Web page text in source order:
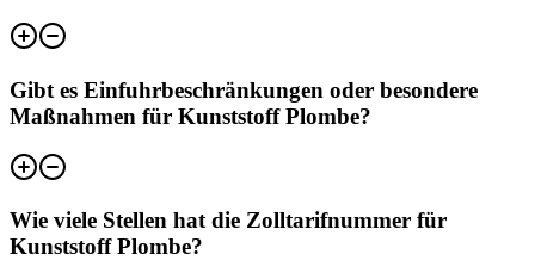
Gibt es Einfuhrbeschränkungen oder besondere
Maßnahmen für Kunststoff Plombe?
Wie viele Stellen hat die Zolltarifnummer für
Kunststoff Plombe?